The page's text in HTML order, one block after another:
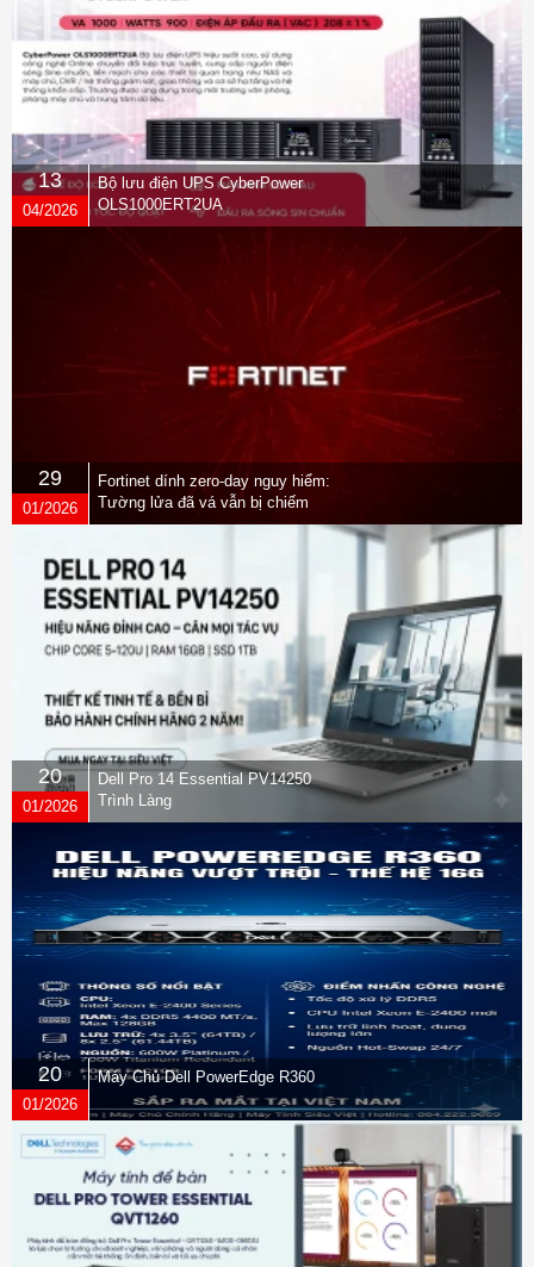
13
04/2026
Bộ lưu điện UPS CyberPower
OLS1000ERT2UA
29
01/2026
Fortinet dính zero-day nguy hiểm:
Tường lửa đã vá vẫn bị chiếm
quyền
20
01/2026
Dell Pro 14 Essential PV14250
Trình Làng
20
01/2026
Máy Chủ Dell PowerEdge R360